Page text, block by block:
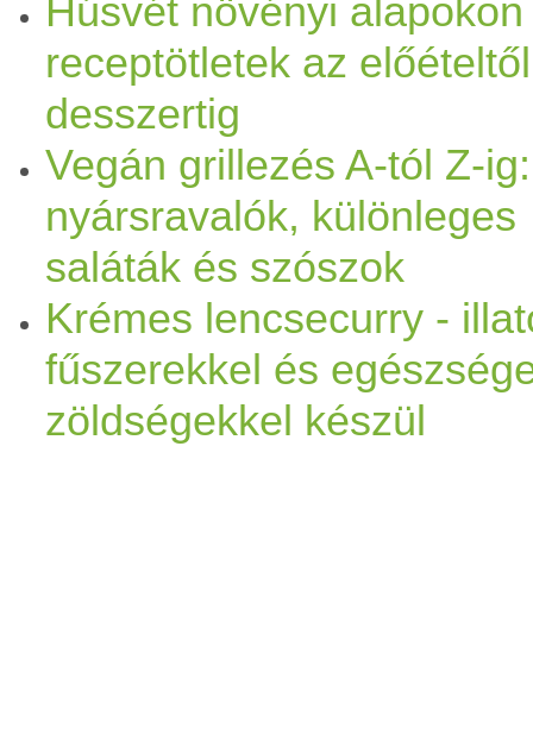
Húsvét növényi alapokon
receptötletek az
desszertig
Vegán grillezés A-tól Z-ig:
nyársravalók, különleges
saláták és szószok
Krémes lencsecurry -
fűszerekkel és
zöldségekkel készül